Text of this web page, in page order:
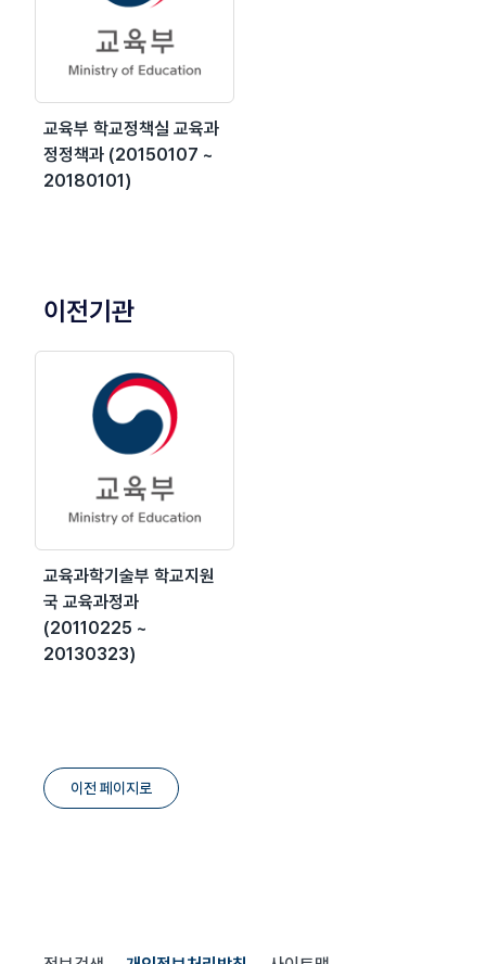
교육부 학교정책실 교육과
정정책과 (20150107 ~
20180101)
이전기관
교육과학기술부 학교지원
국 교육과정과
(20110225 ~
20130323)
이전 페이지로